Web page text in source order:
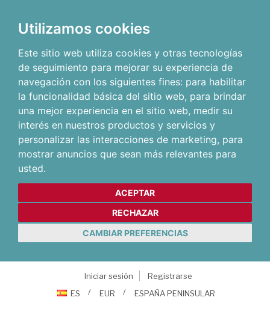
Utilizamos cookies
Este sitio web utiliza cookies y otras tecnologías
de seguimiento para mejorar su experiencia de
navegación con los siguientes fines: para habilitar
la funcionalidad básica del sitio web, para brindar
una mejor experiencia en el sitio web, medir su
interés en nuestros productos y servicios y
personalizar las interacciones de marketing, para
mostrar anuncios que sean más relevantes para
usted.
ACEPTAR
RECHAZAR
CAMBIAR PREFERENCIAS
Iniciar sesión
Registrarse
ES
EUR ESPAÑA PENINSULAR